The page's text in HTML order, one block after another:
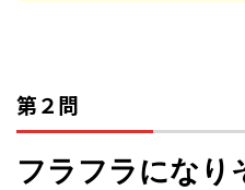
第２問
フラフラになり